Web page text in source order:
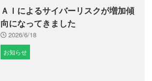
ＡＩによるサイバーリスクが増加傾
向になってきました
2026/6/18
お知らせ